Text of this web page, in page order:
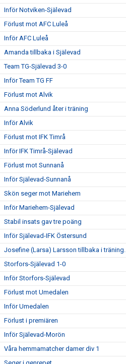
Inför Notviken-Själevad
Förlust mot AFC Luleå
Inför AFC Luleå
Amanda tillbaka i Själevad
Team TG-Själevad 3-0
Inför Team TG FF
Förlust mot Alvik
Anna Söderlund åter i träning
Inför Alvik
Förlust mot IFK Timrå
Inför IFK Timrå-Själevad
Förlust mot Sunnanå
Inför Själevad-Sunnanå
Skön seger mot Mariehem
Inför Mariehem-Själevad
Stabil insats gav tre poäng
Inför Själevad-IFK Östersund
Josefine (Larsa) Larsson tillbaka i träning.
Storfors-Själevad 1-0
Inför Storfors-Själevad
Förlust mot Umedalen
Inför Umedalen
Förlust i premiären
Inför Själevad-Morön
Våra hemmamatcher damer div 1